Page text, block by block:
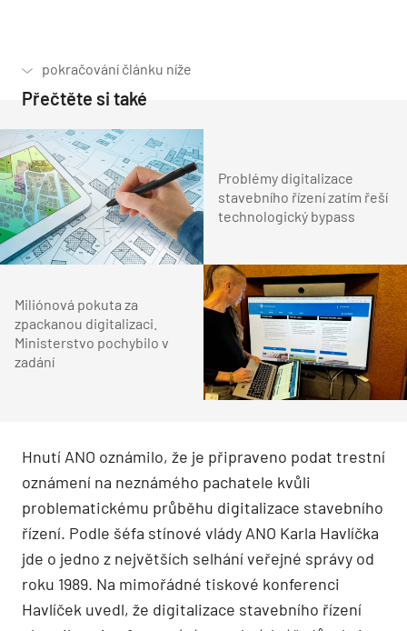
Přečtěte si také
Problémy digitalizace
stavebního řízení zatím řeší
technologický bypass
Miliónová pokuta za
zpackanou digitalizaci.
Ministerstvo pochybilo v
zadání
Hnutí ANO oznámilo, že je připraveno podat trestní
oznámení na neznámého pachatele kvůli
problematickému průběhu digitalizace stavebního
řízení. Podle šéfa stínové vlády ANO Karla Havlíčka
jde o jedno z největších selhání veřejné správy od
roku 1989. Na mimořádné tiskové konferenci
Havlíček uvedl, že digitalizace stavebního řízení